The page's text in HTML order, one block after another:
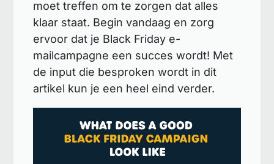
moet treffen om te zorgen dat alles
klaar staat. Begin vandaag en zorg
ervoor dat je Black Friday e-
mailcampagne een succes wordt! Met
de input die besproken wordt in dit
artikel kun je een heel eind verder.